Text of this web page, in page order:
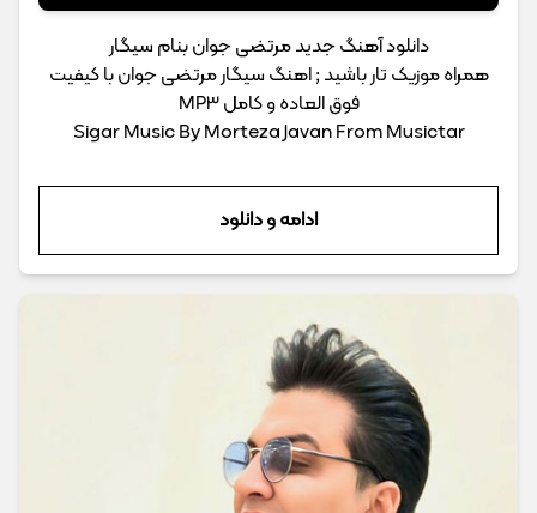
دانلود آهنگ جدید مرتضی جوان بنام سیگار
همراه موزیک تار باشید ; اهنگ سیگار مرتضی جوان با کیفیت
فوق العاده و کامل MP3
Sigar Music By Morteza Javan From Musictar
ادامه و دانلود